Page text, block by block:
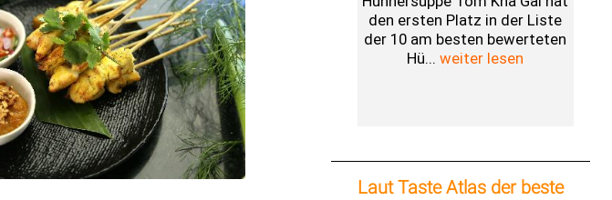
den ersten Platz in der Liste
der 10 am besten bewerteten
Hü...weiter lesen
Laut Taste Atlas der beste